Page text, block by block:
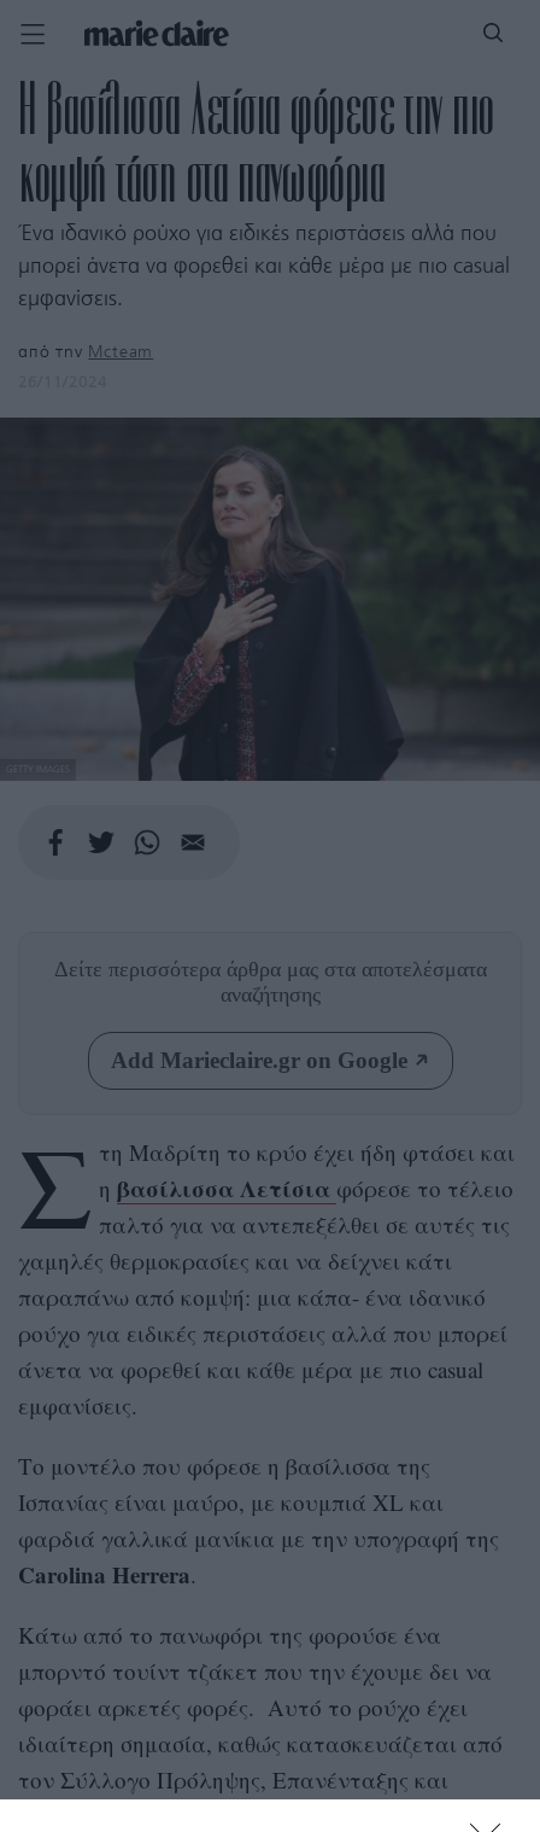
H βασίλισσα Λετίσια φόρεσε την πιο
κομψή τάση στα πανωφόρια
Ένα ιδανικό ρούχο για ειδικές περιστάσεις αλλά που
μπορεί άνετα να φορεθεί και κάθε μέρα με πιο casual
εμφανίσεις.
από την Mcteam
GETTY IMAGES
Δείτε περισσότερα άρθρα μας στα αποτελέσματα
αναζήτησης
Add Marieclaire.gr on Google
Σ τη Μαδρίτη το κρύο έχει ήδη φτάσει και
η βασίλισσα Λετίσια φόρεσε το τέλειο
παλτό για να αντεπεξέλθει σε αυτές τις
χαμηλές θερμοκρασίες και να δείχνει κάτι
παραπάνω από κομψή: μια κάπα- ένα ιδανικό
ρούχο για ειδικές περιστάσεις αλλά που μπορεί
άνετα να φορεθεί και κάθε μέρα με πιο casual
εμφανίσεις.
Το μοντέλο που φόρεσε η βασίλισσα της
Ισπανίας είναι μαύρο, με κουμπιά XL και
φαρδιά γαλλικά μανίκια με την υπογραφή της
Carolina Herrera.
Κάτω από το πανωφόρι της φορούσε ένα
μπορντό τουίντ τζάκετ που την έχουμε δει να
φοράει αρκετές φορές. Αυτό το ρούχο έχει
ιδιαίτερη σημασία, καθώς κατασκευάζεται από
τον Σύλλογο Πρόληψης, Επανένταξης και